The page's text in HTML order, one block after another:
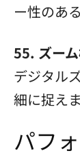
ー性のあ
55. ズー
デジタル
細に捉え
パフ